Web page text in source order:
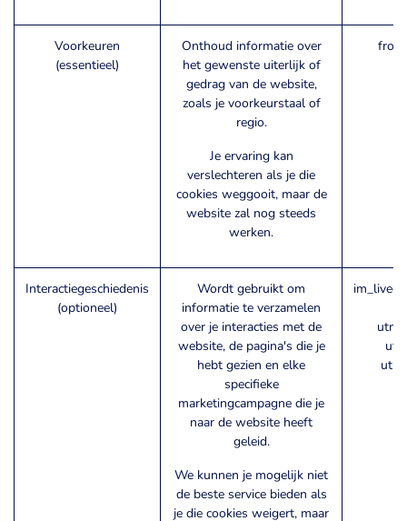
Voorkeuren
(essentieel)
Onthoud informatie over
het gewenste uiterlijk of
gedrag van de website,
zoals je voorkeurstaal of
regio.
Je ervaring kan
verslechteren als je die
cookies weggooit, maar de
website zal nog steeds
werken.
Interactiegeschiedenis
(optioneel)
Wordt gebruikt om
informatie te verzamelen
over je interacties met de
website, de pagina's die je
hebt gezien en elke
specifieke
marketingcampagne die je
naar de website heeft
geleid.
We kunnen je mogelijk niet
de beste service bieden als
je die cookies weigert, maar